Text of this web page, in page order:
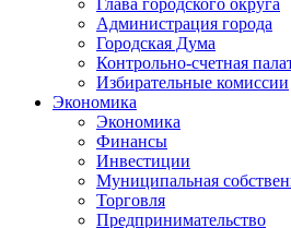
Глава городского округа
Администрация города
Городская Дума
Контрольно-счетная
Избирательные комиссии
Экономика
Экономика
Финансы
Инвестиции
Муниципальная
Торговля
Предпринимательство